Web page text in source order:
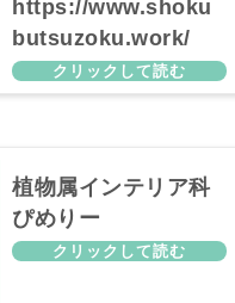
https://www.shoku
butsuzoku.work/
植物属インテリア科
ぴめりー